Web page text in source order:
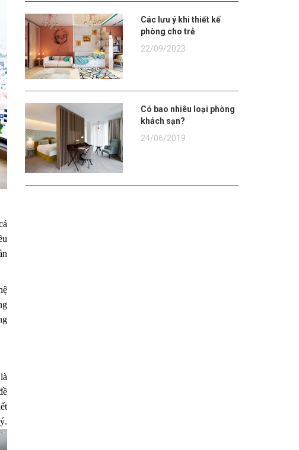
Các lưu ý khi thiết kế
phòng cho trẻ
22/09/2023
Có bao nhiêu loại phòng
khách sạn?
24/06/2019